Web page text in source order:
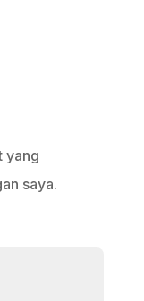
yang
saya.